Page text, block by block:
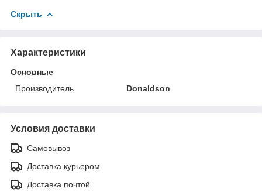
Скрыть
Характеристики
Основные
Производитель
Donaldson
Условия доставки
Самовывоз
Доставка курьером
Доставка почтой